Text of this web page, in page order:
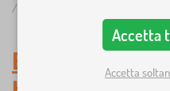
/
Biancheria
Accetta
Accetta